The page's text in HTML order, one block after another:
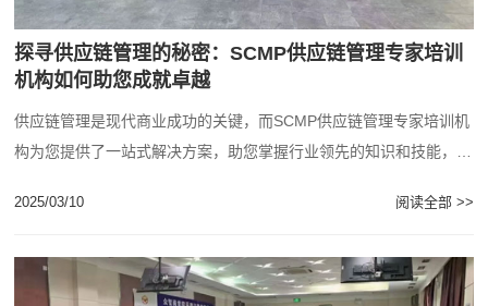
探寻供应链管理的秘密：SCMP供应链管理专家培训
机构如何助您成就卓越
供应链管理是现代商业成功的关键，而SCMP供应链管理专家培训机
构为您提供了一站式解决方案，助您掌握行业领先的知识和技能，成
2025/03/10 阅读全部 >>